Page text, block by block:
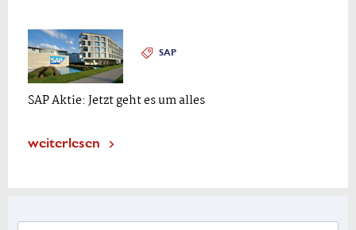
SAP
SAP Aktie: Jetzt geht es um alles
weiterlesen